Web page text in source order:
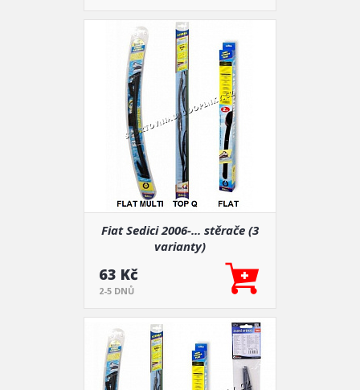
Fiat Sedici 2006-... stěrače (3
varianty)
63 Kč
2-5 DNŮ